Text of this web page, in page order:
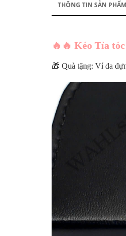
THÔNG TIN SẢN PHẨM
🔥🔥 Kéo Tỉa
🎁 Quà tặng: Ví da